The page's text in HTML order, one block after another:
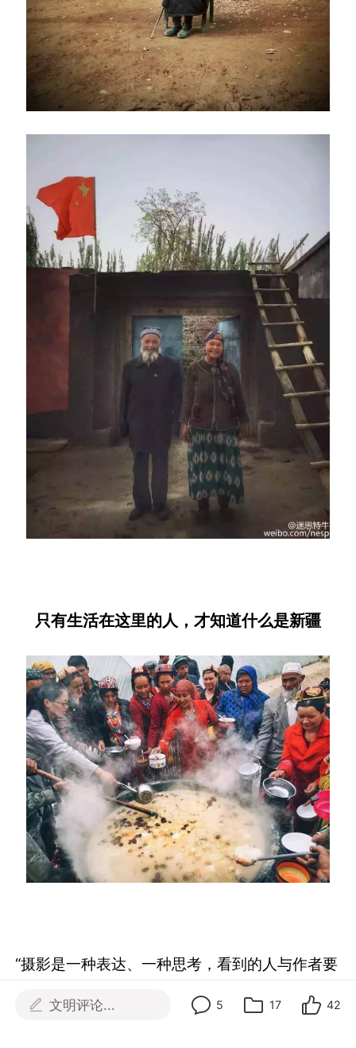
只有生活在这里的人， 才知道什么是新疆
“摄影是一种表达、一种思考，看到的人与作者要
产生共鸣。”
牛思源说，因为喜欢摄影，也喜欢听
文明评论... 5 17 42